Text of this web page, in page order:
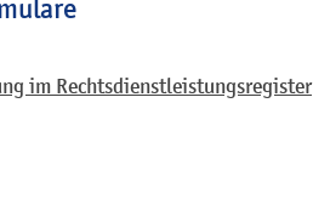
im Rechtsdienstleistungsregister